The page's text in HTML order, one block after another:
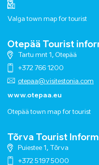
Valga town map for tourist
Otepää Tourist
Tartu mnt 1, Otepää
+372 766 1200
otepaa@visitestonia.com
www.otepaa.eu
Otepää town map for tourist
Tõrva Tourist
Puiestee 1, Tõrva
+372 5197 5000